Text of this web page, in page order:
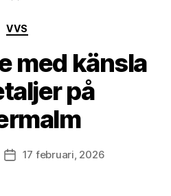
Kategorier
VVS
med känsla
på
Inläggsdatum
17 februari, 2026